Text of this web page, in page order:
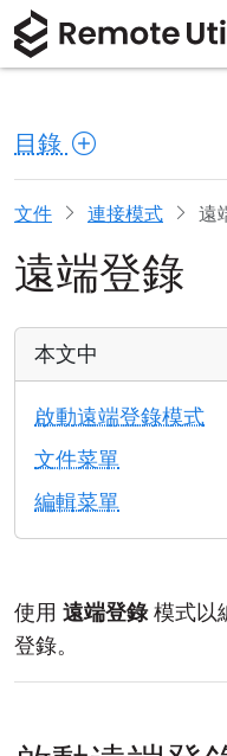
目錄
文件 連接模式 遠
遠端登錄
本文中
啟動遠端登錄模式
文件菜單
編輯菜單
使用 遠端登錄模式以
登錄。
產
安全性
螢幕截圖
版本說明
連接模式
無人值守訪問
活動目錄支援
MSI 配置
解決
製造與零售
醫療保健
教育與政府
資訊技術
下
macOS
Linux
iOS/Android
購
許可證助手
升級您的許可證
支
文檔
知識庫
關
新聞稿
寫評論